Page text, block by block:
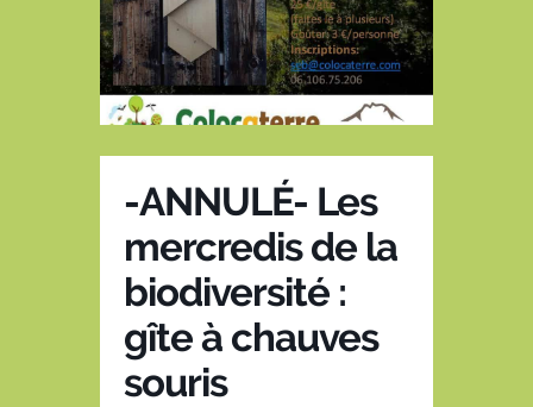
-ANNULÉ- Les
mercredis de la
biodiversité :
gîte à chauves
souris